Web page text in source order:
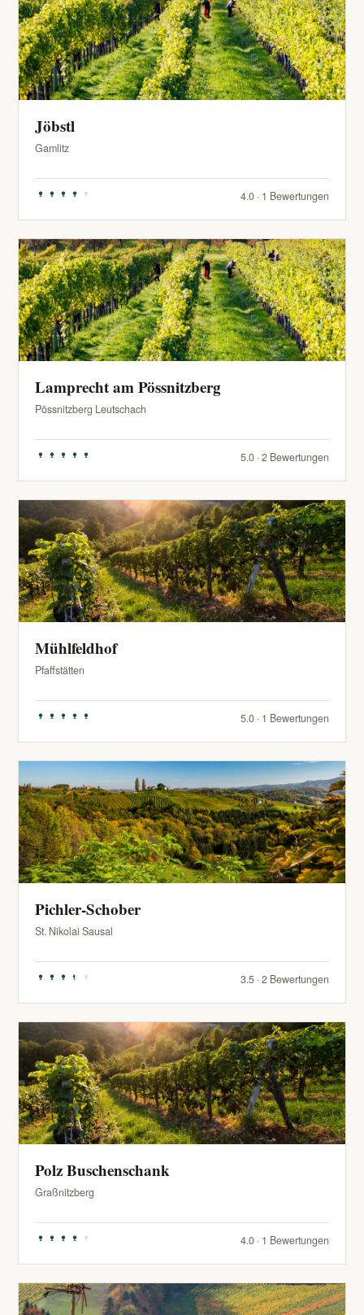
Jöbstl
Gamlitz
4.0 · 1 Bewertungen
Lamprecht am Pössnitzberg
Pössnitzberg Leutschach
5.0 · 2 Bewertungen
Mühlfeldhof
Pfaffstätten
5.0 · 1 Bewertungen
Pichler-Schober
St. Nikolai Sausal
3.5 · 2 Bewertungen
Polz Buschenschank
Graßnitzberg
4.0 · 1 Bewertungen